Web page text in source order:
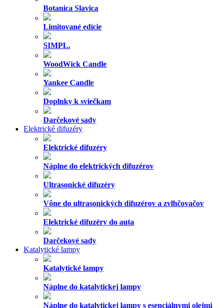
Botanica Slavica
Limitované edície
SIMPL.
WoodWick Candle
Yankee Candle
Doplnky k sviečkam
Darčekové sady
Elektrické difuzéry
Elektrické difuzéry
Náplne do elektrických difuzérov
Ultrasonické difuzéry
Vône do ultrasonických difuzérov a zvlhčovačov
Elektrické difuzéry do auta
Darčekové sady
Katalytické lampy
Katalytické lampy
Náplne do katalytickej lampy
Náplne do katalytickej lampy s esenciálnymi olejmi